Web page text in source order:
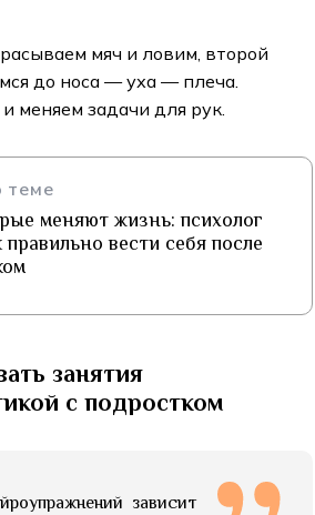
мяч и ловим, второй
до носа — уха — плеча.
меняем задачи для рук.
теме
меняют жизнь: психолог
правильно вести себя после
занятия
с подростком
зависит